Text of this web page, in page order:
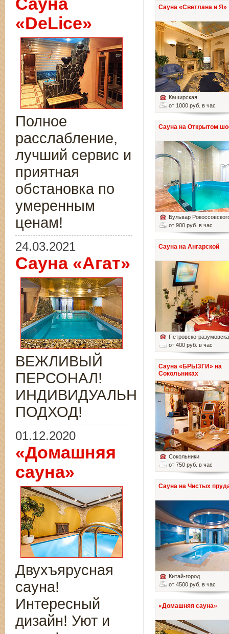
Сауна «Светлана и Я»
Каширская
от 1000 руб. в час
Сауна на Открытом
Бульвар
от 900 руб. в час
Сауна на Ангарской
Петровско-
от 400 руб. в час
Сауна «БРЫЗГИ» на
Сокольниках
Сокольники
от 750 руб. в час
Сауна на Чистых
Китай-город
от 4500 руб. в час
«Домашняя сауна»
Сауна
«DeLice»
Полное
расслабление,
лучший сервис и
приятная
обстановка по
умеренным
ценам!
24.03.2021
Сауна «Агат»
ВЕЖЛИВЫЙ
ПЕРСОНАЛ!
ИНДИВИДУАЛЬНЫЙ
ПОДХОД!
01.12.2020
«Домашняя
сауна»
Двухъярусная
сауна!
Интересный
дизайн! Уют и